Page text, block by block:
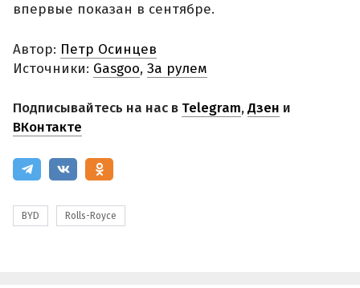
впервые показан в сентябре.
Автор: Петр Осинцев
Источники: Gasgoo, За рулем
Подписывайтесь на нас в Telegram,Дзен и
ВКонтакте
BYD Rolls-Royce